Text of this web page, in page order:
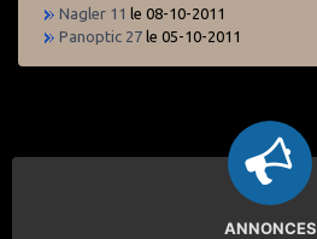
Nagler 11 le 08-10-2011
Panoptic 27 le 05-10-2011
ANNONCES